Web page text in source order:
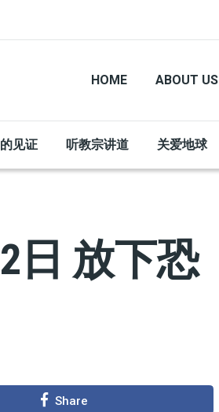
HOME ABOUT US
见证 听教宗讲道 关爱地球
日 放下恐
Share